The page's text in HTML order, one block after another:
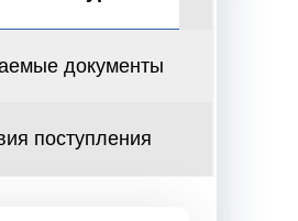
документы
поступления